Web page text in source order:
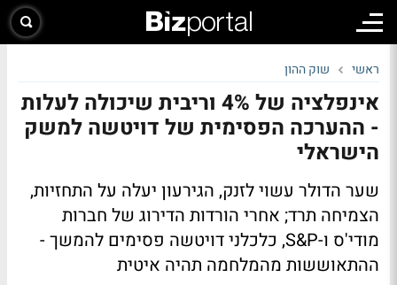
ראשי שוק ההון
אינפלציה של 4% וריבית שיכולה לעלות
- ההערכה הפסימית של דויטשה למשק
הישראלי
שער הדולר עשוי לזנק, הגירעון יעלה על התחזיות,
הצמיחה תרד; אחרי הורדות הדירוג של חברות
מודי'ס ו-S&P, כלכלני דויטשה פסימים להמשך -
ההתאוששות מהמלחמה תהיה איטית